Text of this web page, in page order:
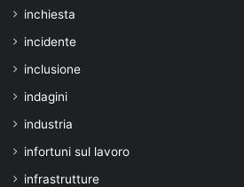
inchiesta
incidente
inclusione
indagini
industria
infortuni sul lavoro
infrastrutture